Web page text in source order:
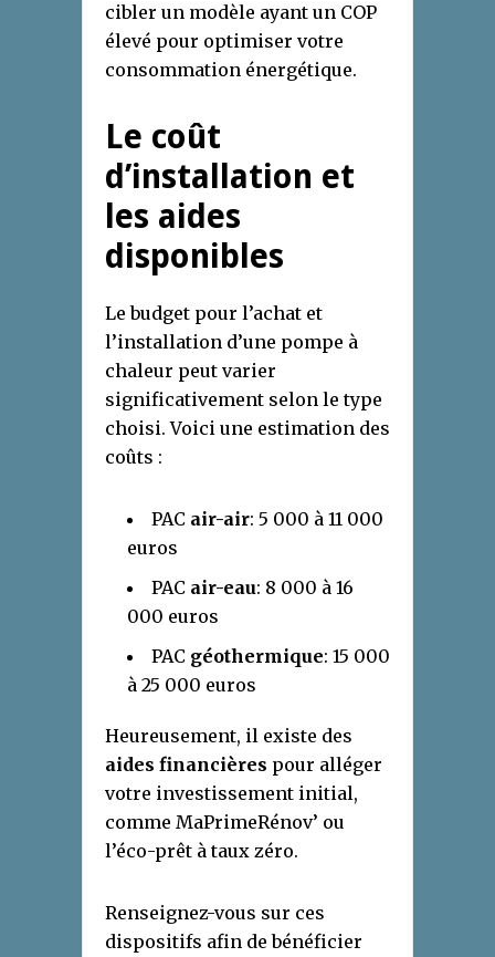
cibler un modèle ayant un COP
élevé pour optimiser votre
consommation énergétique.
Le coût
d’installation et
les aides
disponibles
Le budget pour l’achat et
l’installation d’une pompe à
chaleur peut varier
significativement selon le type
choisi. Voici une estimation des
coûts :
PAC air-air: 5 000 à 11 000
euros
PAC air-eau: 8 000 à 16
000 euros
PAC géothermique: 15 000
à 25 000 euros
Heureusement, il existe des
aides financières pour alléger
votre investissement initial,
comme MaPrimeRénov’ ou
l’éco-prêt à taux zéro.
Renseignez-vous sur ces
dispositifs afin de bénéficier